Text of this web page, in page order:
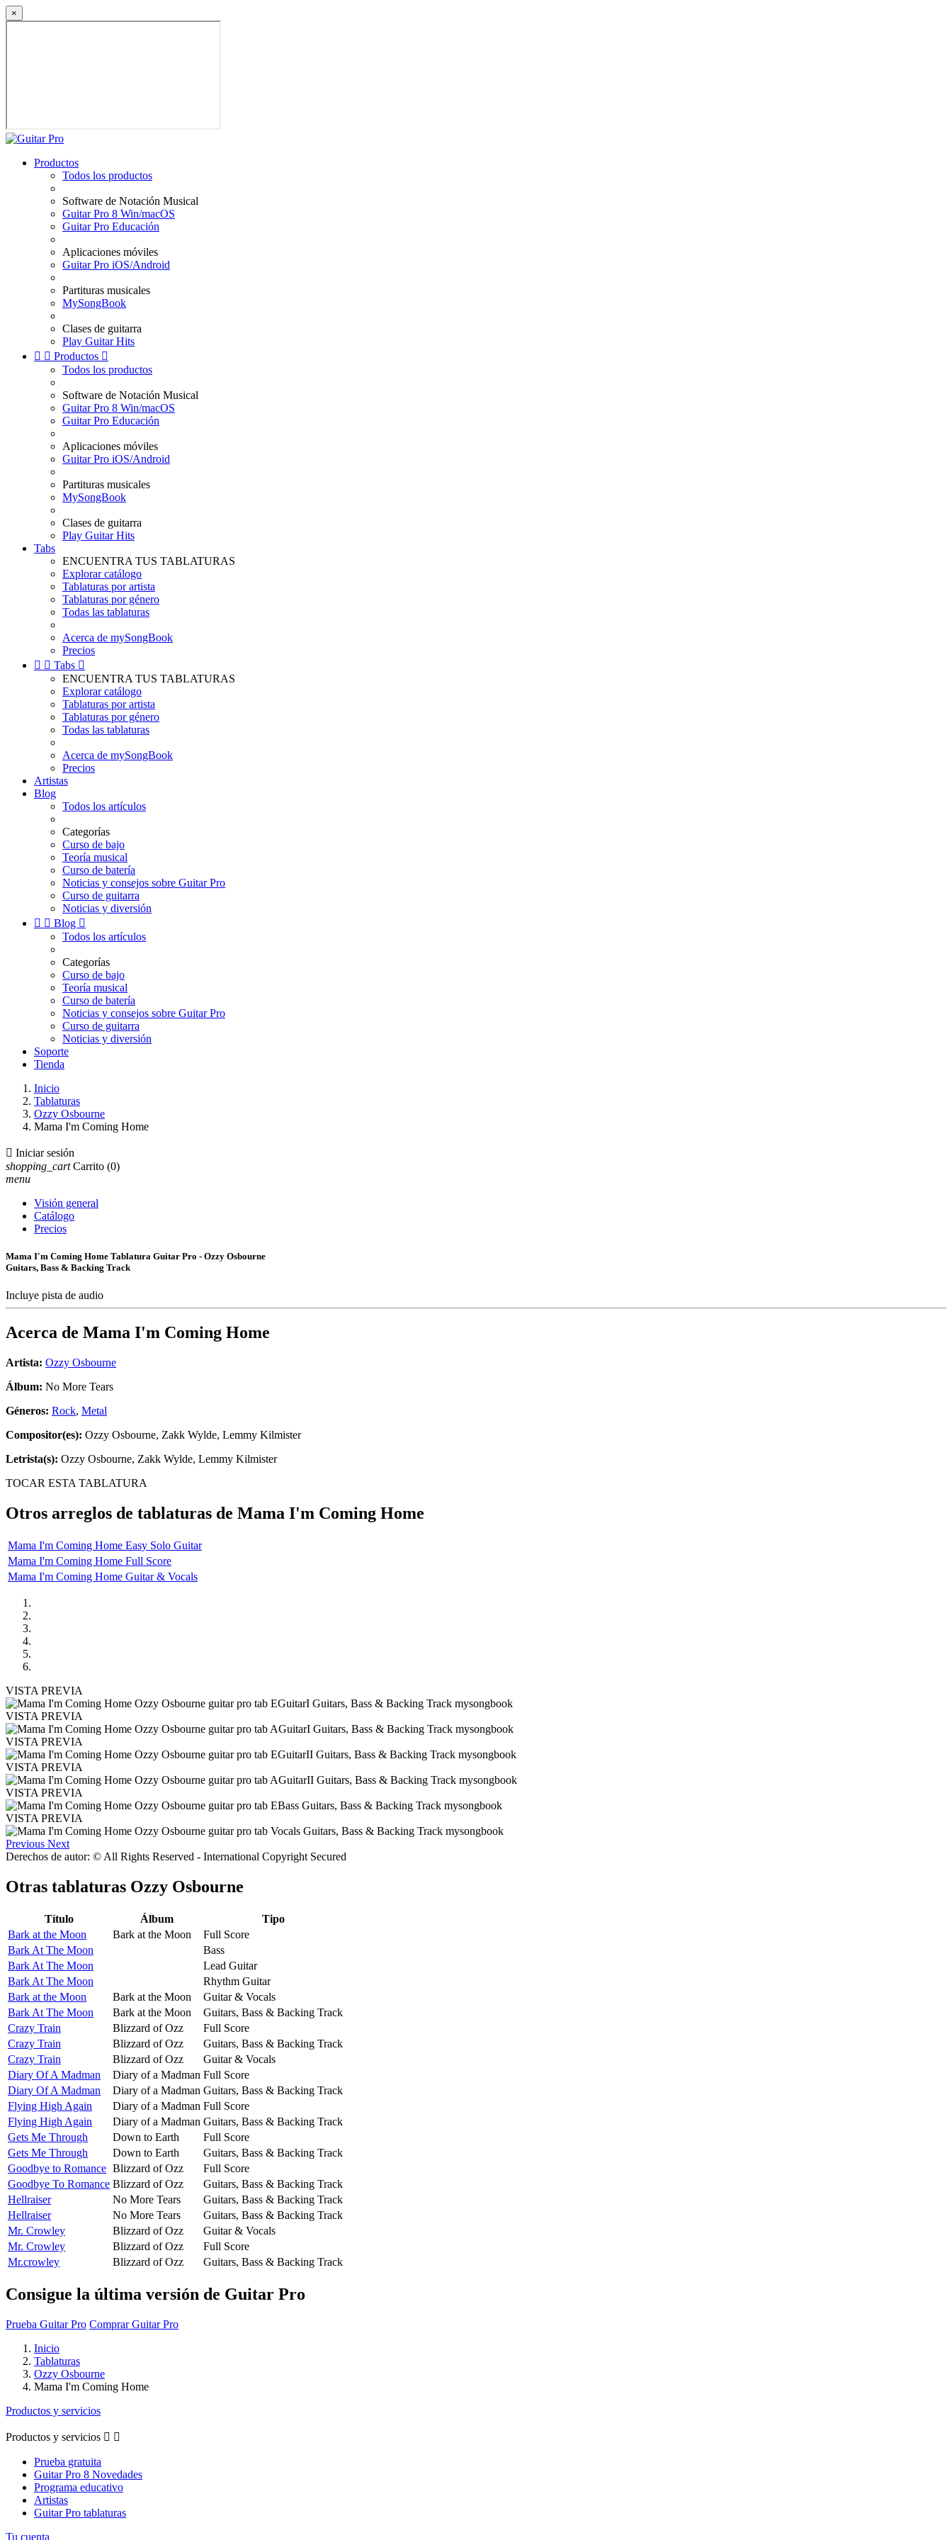
×
Productos
Todos los productos
Software de Notación Musical
Guitar Pro 8 Win/macOS
Guitar Pro Educación
Aplicaciones móviles
Guitar Pro iOS/Android
Partituras musicales
MySongBook
Clases de guitarra
Play Guitar Hits
  Productos 
Todos los productos
Software de Notación Musical
Guitar Pro 8 Win/macOS
Guitar Pro Educación
Aplicaciones móviles
Guitar Pro iOS/Android
Partituras musicales
MySongBook
Clases de guitarra
Play Guitar Hits
Tabs
ENCUENTRA TUS TABLATURAS
Explorar catálogo
Tablaturas por artista
Tablaturas por género
Todas las tablaturas
Acerca de mySongBook
Precios
  Tabs 
ENCUENTRA TUS TABLATURAS
Explorar catálogo
Tablaturas por artista
Tablaturas por género
Todas las tablaturas
Acerca de mySongBook
Precios
Artistas
Blog
Todos los artículos
Categorías
Curso de bajo
Teoría musical
Curso de batería
Noticias y consejos sobre Guitar Pro
Curso de guitarra
Noticias y diversión
  Blog 
Todos los artículos
Categorías
Curso de bajo
Teoría musical
Curso de batería
Noticias y consejos sobre Guitar Pro
Curso de guitarra
Noticias y diversión
Soporte
Tienda
Inicio
Tablaturas
Ozzy Osbourne
Mama I'm Coming Home
 Iniciar sesión
shopping_cart Carrito (0)
menu
Visión general
Catálogo
Precios
Mama I'm Coming Home Tablatura Guitar Pro - Ozzy Osbourne
Guitars, Bass & Backing Track
Incluye pista de audio
Acerca de Mama I'm Coming Home
Artista: Ozzy Osbourne
Álbum: No More Tears
Géneros: Rock, Metal
Compositor(es): Ozzy Osbourne, Zakk Wylde, Lemmy Kilmister
Letrista(s): Ozzy Osbourne, Zakk Wylde, Lemmy Kilmister
TOCAR ESTA TABLATURA
Otros arreglos de tablaturas de Mama I'm Coming Home
Mama I'm Coming Home Easy Solo Guitar
Mama I'm Coming Home Full Score
Mama I'm Coming Home Guitar & Vocals
VISTA PREVIA
VISTA PREVIA
VISTA PREVIA
VISTA PREVIA
VISTA PREVIA
VISTA PREVIA
Previous Next
Derechos de autor: © All Rights Reserved - International Copyright Secured
Otras tablaturas Ozzy Osbourne
Título Álbum
Tipo
Bark at the Moon
Bark at the Moon
Full Score
Bark At The Moon
Bass
Bark At The Moon
Lead Guitar
Bark At The Moon
Rhythm Guitar
Bark at the Moon
Bark at the Moon
Guitar & Vocals
Bark At The Moon
Bark at the Moon
Guitars, Bass & Backing Track
Crazy Train
Blizzard of Ozz
Full Score
Crazy Train
Blizzard of Ozz
Guitars, Bass & Backing Track
Crazy Train
Blizzard of Ozz
Guitar & Vocals
Diary Of A Madman
Diary of a Madman Full Score
Diary Of A Madman
Diary of a Madman Guitars, Bass & Backing Track
Flying High Again
Diary of a Madman Full Score
Flying High Again
Diary of a Madman Guitars, Bass & Backing Track
Gets Me Through
Down to Earth
Full Score
Gets Me Through
Down to Earth
Guitars, Bass & Backing Track
Goodbye to Romance Blizzard of Ozz
Full Score
Goodbye To Romance Blizzard of Ozz
Guitars, Bass & Backing Track
Hellraiser
No More Tears
Guitars, Bass & Backing Track
Hellraiser
No More Tears
Guitars, Bass & Backing Track
Mr. Crowley
Blizzard of Ozz
Guitar & Vocals
Mr. Crowley
Blizzard of Ozz
Full Score
Mr.crowley
Blizzard of Ozz Guitars, Bass & Backing Track
Consigue la última versión de Guitar Pro
Prueba Guitar Pro Comprar Guitar Pro
Inicio
Tablaturas
Ozzy Osbourne
Mama I'm Coming Home
Productos y servicios
Productos y servicios  
Prueba gratuita
Guitar Pro 8 Novedades
Programa educativo
Artistas
Guitar Pro tablaturas
Tu cuenta